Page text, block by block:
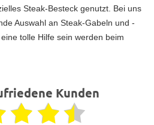
Steak-Besteck genutzt. Bei uns
Auswahl an Steak-Gabeln und -
tolle Hilfe sein werden beim
Kunden